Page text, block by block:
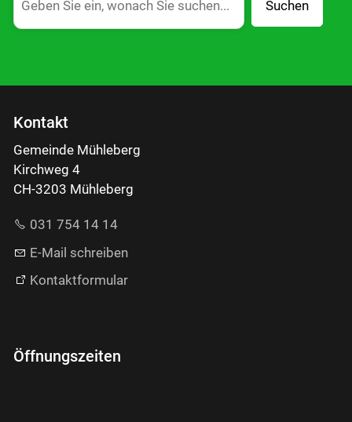
Suchen
Kontakt
Gemeinde Mühleberg
Kirchweg 4
CH-3203 Mühleberg
031 754 14 14
E-Mail schreiben
Kontaktformular
Öffnungszeiten